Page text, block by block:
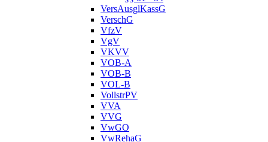
VersAusglKassG
VerschG
VfzV
VgV
VKVV
VOB-A
VOB-B
VOL-B
VollstrPV
VVA
VVG
VwGO
VwRehaG